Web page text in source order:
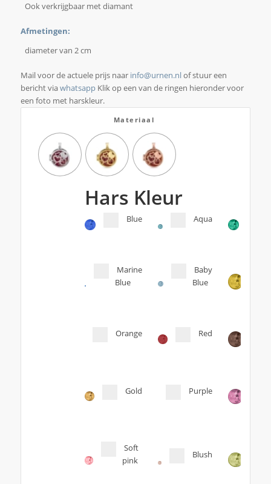
Ook verkrijgbaar met diamant
Afmetingen:
diameter van 2 cm
Mail voor de actuele prijs naar info@urnen.nlof stuur een
bericht viawhatsappKlik op een van de ringen hieronder voor
een foto met harskleur.
Materiaal
Hars Kleur
Blue Aqua
Marine
Blue
Baby
Blue
Orange Red
Gold Purple
Soft
pink
Blush